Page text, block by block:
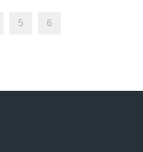
5 6